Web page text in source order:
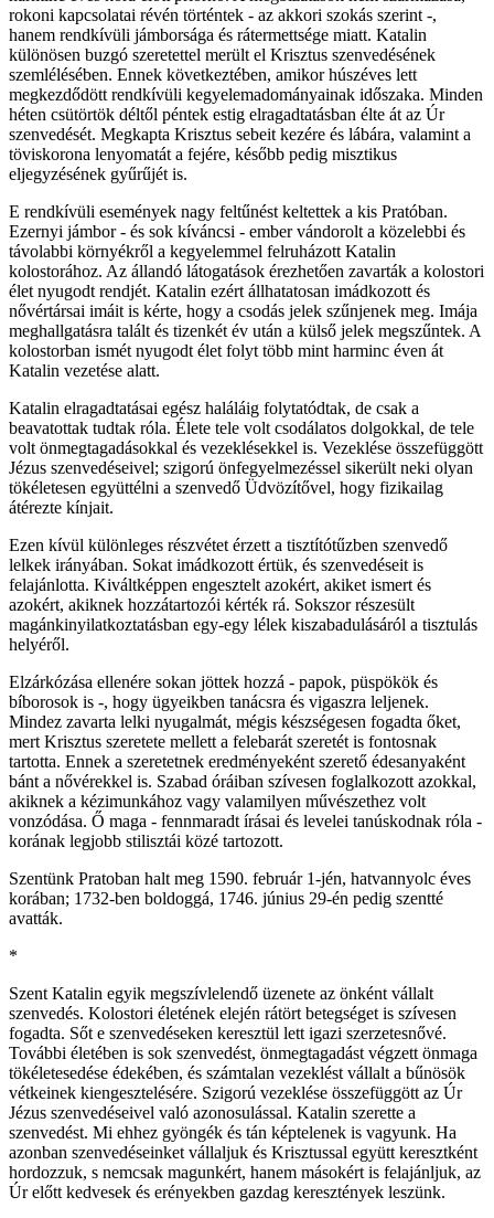
rokoni kapcsolatai révén történtek - az akkori szokás szerint -,
hanem rendkívüli jámborsága és rátermettsége miatt. Katalin
különösen buzgó szeretettel merült el Krisztus szenvedésének
szemlélésében. Ennek következtében, amikor húszéves lett
megkezdődött rendkívüli kegyelemadományainak időszaka. Minden
héten csütörtök déltől péntek estig elragadtatásban élte át az Úr
szenvedését. Megkapta Krisztus sebeit kezére és lábára, valamint a
töviskorona lenyomatát a fejére, később pedig misztikus
eljegyzésének gyűrűjét is.
E rendkívüli események nagy feltűnést keltettek a kis Pratóban.
Ezernyi jámbor - és sok kíváncsi - ember vándorolt a közelebbi és
távolabbi környékről a kegyelemmel felruházott Katalin
kolostorához. Az állandó látogatások érezhetően zavarták a kolostori
élet nyugodt rendjét. Katalin ezért állhatatosan imádkozott és
nővértársai imáit is kérte, hogy a csodás jelek szűnjenek meg. Imája
meghallgatásra talált és tizenkét év után a külső jelek megszűntek. A
kolostorban ismét nyugodt élet folyt több mint harminc éven át
Katalin vezetése alatt.
Katalin elragadtatásai egész haláláig folytatódtak, de csak a
beavatottak tudtak róla. Élete tele volt csodálatos dolgokkal, de tele
volt önmegtagadásokkal és vezeklésekkel is. Vezeklése összefüggött
Jézus szenvedéseivel; szigorú önfegyelmezéssel sikerült neki olyan
tökéletesen együttélni a szenvedő Üdvözítővel, hogy fizikailag
átérezte kínjait.
Ezen kívül különleges részvétet érzett a tisztítótűzben szenvedő
lelkek irányában. Sokat imádkozott értük, és szenvedéseit is
felajánlotta. Kiváltképpen engesztelt azokért, akiket ismert és
azokért, akiknek hozzátartozói kérték rá. Sokszor részesült
magánkinyilatkoztatásban egy-egy lélek kiszabadulásáról a tisztulás
helyéről.
Elzárkózása ellenére sokan jöttek hozzá - papok, püspökök és
bíborosok is -, hogy ügyeikben tanácsra és vigaszra leljenek.
Mindez zavarta lelki nyugalmát, mégis készségesen fogadta őket,
mert Krisztus szeretete mellett a felebarát szeretét is fontosnak
tartotta. Ennek a szeretetnek eredményeként szerető édesanyaként
bánt a nővérekkel is. Szabad óráiban szívesen foglalkozott azokkal,
akiknek a kézimunkához vagy valamilyen művészethez volt
vonzódása. Ő maga - fennmaradt írásai és levelei tanúskodnak róla -
korának legjobb stilisztái közé tartozott.
Szentünk Pratoban halt meg 1590. február 1-jén, hatvannyolc éves
korában; 1732-ben boldoggá, 1746. június 29-én pedig szentté
avatták.
*
Szent Katalin egyik megszívlelendő üzenete az önként vállalt
szenvedés. Kolostori életének elején rátört betegséget is szívesen
fogadta. Sőt e szenvedéseken keresztül lett igazi szerzetesnővé.
További életében is sok szenvedést, önmegtagadást végzett önmaga
tökéletesedése édekében, és számtalan vezeklést vállalt a bűnösök
vétkeinek kiengesztelésére. Szigorú vezeklése összefüggött az Úr
Jézus szenvedéseivel való azonosulással. Katalin szerette a
szenvedést. Mi ehhez gyöngék és tán képtelenek is vagyunk. Ha
azonban szenvedéseinket vállaljuk és Krisztussal együtt keresztként
hordozzuk, s nemcsak magunkért, hanem másokért is felajánljuk, az
Úr előtt kedvesek és erényekben gazdag keresztények leszünk.